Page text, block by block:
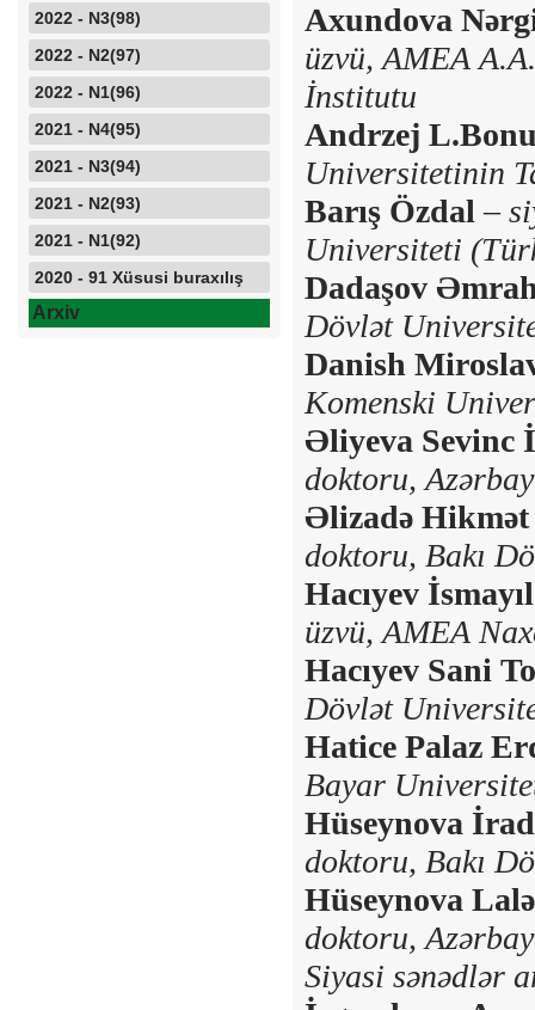
2022 - N3(98)
2022 - N2(97)
2022 - N1(96)
2021 - N4(95)
2021 - N3(94)
2021 - N2(93)
2021 - N1(92)
2020 - 91 Xüsusi buraxılış
Arxiv
Axundova
üzvü, AMEA
İnstitutu
Andrzej
Universitetinin
Barış Özdal–
Universiteti
Dadaşov
Dövlət
Danish
Komenski
Əliyeva Sevinc
doktoru,
Əlizadə
doktoru, Bakı
Hacıyev
üzvü, AMEA
Hacıyev Sani
Dövlət
Hatice Palaz
Bayar
Hüseynova
doktoru, Bakı
Hüseynova
doktoru,
Siyasi sənədlər